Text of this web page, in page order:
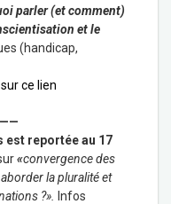
parler (et comment)
et le
(handicap,
ce lien
est reportée au 17
«convergence des
la pluralité et
?».
Infos